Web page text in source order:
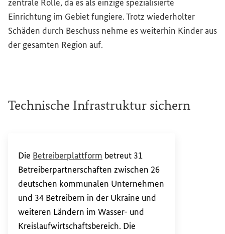
zentrale Rolle, da es als einzige spezialisierte
Einrichtung im Gebiet fungiere. Trotz wiederholter
Schäden durch Beschuss nehme es weiterhin Kinder aus
der gesamten Region auf.
Technische Infrastruktur sichern
Die Betreiberplattform (Externer Link)
betreut 31
Betreiberpartnerschaften zwischen 26
deutschen kommunalen Unternehmen
und 34 Betreibern in der Ukraine und
weiteren Ländern im Wasser- und
Kreislaufwirtschaftsbereich. Die